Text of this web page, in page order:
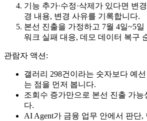
기능 추가·수정·삭제가 있다면 변
경 내용, 변경 사유를 기록합니다.
본선 진출을 가정하고 7월 4일~5
워크 실패 대응, 데모 데이터 복구
관람자 액션:
갤러리 298건이라는 숫자보다 예
는 점을 먼저 봅니다.
조회수 증가만으로 본선 진출 가능
다.
AI Agent가 금융 업무 안에서 판단,